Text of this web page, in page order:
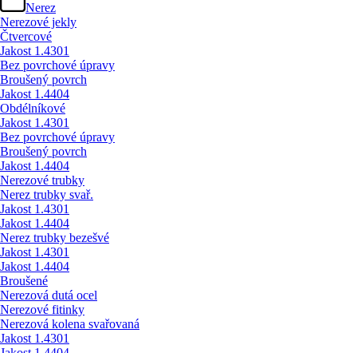
Nerez
Nerezové jekly
Čtvercové
Jakost 1.4301
Bez povrchové úpravy
Broušený povrch
Jakost 1.4404
Obdélníkové
Jakost 1.4301
Bez povrchové úpravy
Broušený povrch
Jakost 1.4404
Nerezové trubky
Nerez trubky svař.
Jakost 1.4301
Jakost 1.4404
Nerez trubky bezešvé
Jakost 1.4301
Jakost 1.4404
Broušené
Nerezová dutá ocel
Nerezové fitinky
Nerezová kolena svařovaná
Jakost 1.4301